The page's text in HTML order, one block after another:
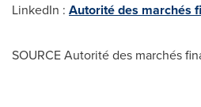
LinkedIn : Autorité des marchés
SOURCE Autorité des marchés